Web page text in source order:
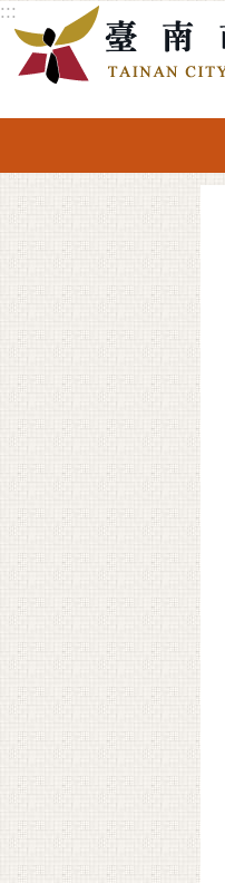
跳到主要內容區塊
:::
:::